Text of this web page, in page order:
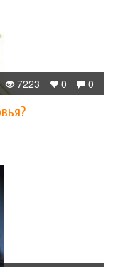
0
0
7223